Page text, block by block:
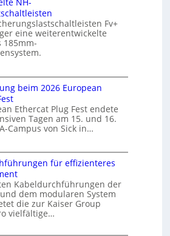
NH-
Fv+
eine weiterentwickelte
185mm-
beim 2026 European
Ethercat Plug Fest endete
Tagen am 15. und 16.
Campus von Sick in…
für effizienteres
Kabeldurchführungen der
dem modularen System
die zur Kaiser Group
vielfältige…